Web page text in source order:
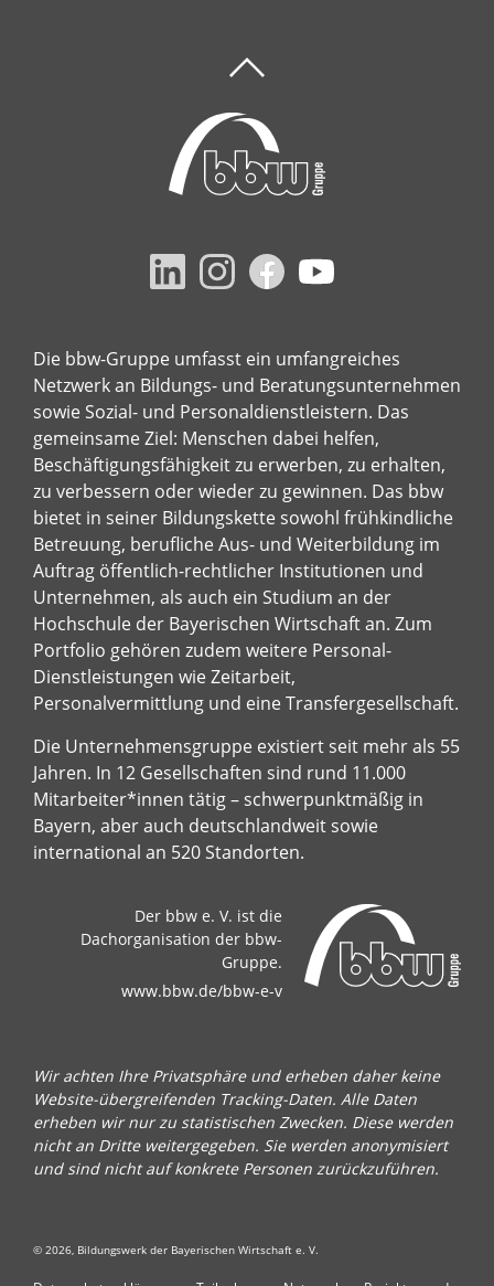
Die bbw-Gruppe umfasst ein umfangreiches
Netzwerk an Bildungs- und Beratungsunternehmen
sowie Sozial- und Personaldienstleistern. Das
gemeinsame Ziel: Menschen dabei helfen,
Beschäftigungsfähigkeit zu erwerben, zu erhalten,
zu verbessern oder wieder zu gewinnen. Das bbw
bietet in seiner Bildungskette sowohl frühkindliche
Betreuung, berufliche Aus- und Weiterbildung im
Auftrag öffentlich-rechtlicher Institutionen und
Unternehmen, als auch ein Studium an der
Hochschule der Bayerischen Wirtschaft an. Zum
Portfolio gehören zudem weitere Personal-
Dienstleistungen wie Zeitarbeit,
Personalvermittlung und eine Transfergesellschaft.
Die Unternehmensgruppe existiert seit mehr als 55
Jahren. In 12 Gesellschaften sind rund 11.000
Mitarbeiter*innen tätig – schwerpunktmäßig in
Bayern, aber auch deutschlandweit sowie
international an 520 Standorten.
Der bbw e. V. ist die
Dachorganisation der bbw-
Gruppe.
www.bbw.de/bbw-e-v
Wir achten Ihre Privatsphäre und erheben daher keine
Website-übergreifenden Tracking-Daten. Alle Daten
erheben wir nur zu statistischen Zwecken. Diese werden
nicht an Dritte weitergegeben. Sie werden anonymisiert
und sind nicht auf konkrete Personen zurückzuführen.
© 2026, Bildungswerk der Bayerischen Wirtschaft e. V.